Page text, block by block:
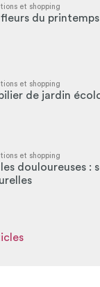
et shopping
fleurs du printemps
et shopping
de jardin
et shopping
douloureuses :